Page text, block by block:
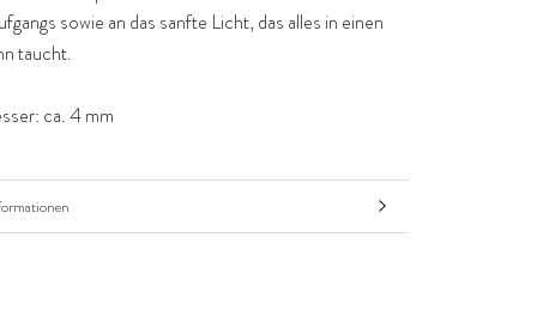
sowie an das sanfte Licht, das alles in einen
taucht.
ca. 4 mm